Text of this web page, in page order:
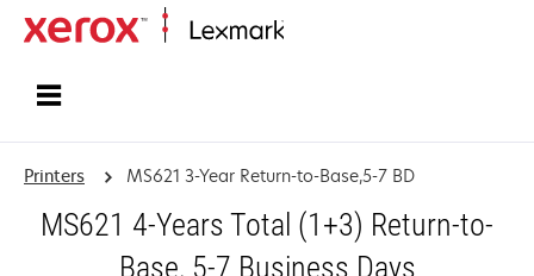
Printers MS621 3-Year Return-to-Base,5-7 BD
MS621 4-Years Total (1+3) Return-to-
Base, 5-7 Business Days